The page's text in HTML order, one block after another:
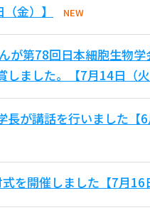
金）】
NEW
が第78回日本細胞生物学
しました。【7月14日（火
が講話を行いました【6
を開催しました【7月16